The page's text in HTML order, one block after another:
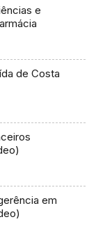
e
de Costa
em